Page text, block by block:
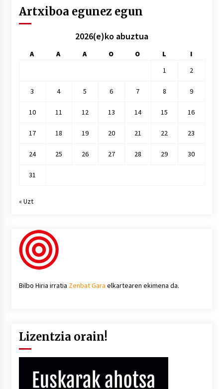
Artxiboa egunez egun
2026(e)ko abuztua
A A A O O L
I
1
2
3 4 5 6 7 8 9
10 11 12 13 14 15 16
17 18 19 20 21 22 23
24 25 26 27 28 29 30
31
« Uzt
Bilbo Hiria irratia Zenbat Gara elkartearen ekimena da.
Lizentzia orain!